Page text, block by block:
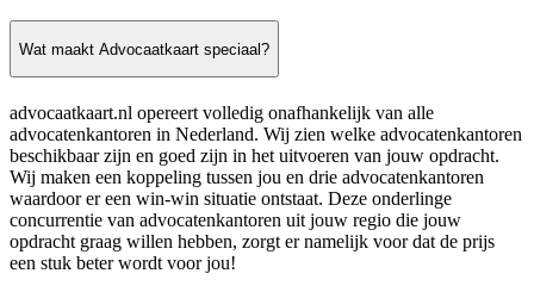
Wat maakt Advocaatkaart speciaal?
advocaatkaart.nl opereert volledig onafhankelijk van alle
advocatenkantoren in Nederland. Wij zien welke advocatenkantoren
beschikbaar zijn en goed zijn in het uitvoeren van jouw opdracht.
Wij maken een koppeling tussen jou en drie advocatenkantoren
waardoor er een win-win situatie ontstaat. Deze onderlinge
concurrentie van advocatenkantoren uit jouw regio die jouw
opdracht graag willen hebben, zorgt er namelijk voor dat de prijs
een stuk beter wordt voor jou!